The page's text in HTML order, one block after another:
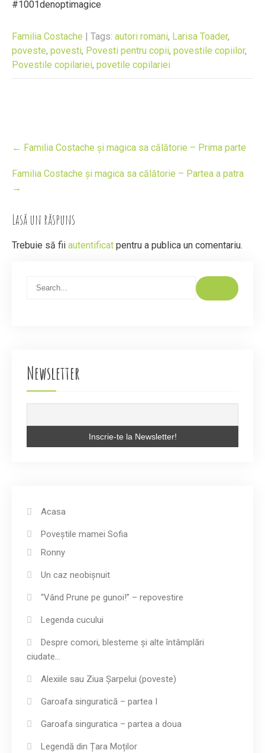
#1001denoptimagice
Familia Costache | Tags: autori romani, Larisa Toader,
poveste, povesti, Povesti pentru copii, povestile copiilor,
Povestile copilariei, povetile copilariei
Post
navigation
← Familia Costache și magica sa călătorie – Prima parte
Familia Costache și magica sa călătorie – Partea a patra
→
Lasă un răspuns
Trebuie să fii autentificat pentru a publica un comentariu.
Newsletter
Acasa
Poveștile mamei Sofia
Ronny
Un caz neobișnuit
“Vând Prune pe gunoi!” – repovestire
Legenda cucului
Despre comori, blesteme și alte întâmplări
ciudate…
Alexiile sau Ziua Șarpelui (poveste)
Garoafa singuratică – partea I
Garoafa singuratica – partea a doua
Legendă din Țara Moților